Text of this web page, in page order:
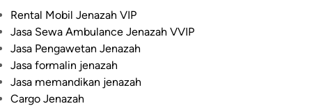
Rental Mobil Jenazah VIP
Jasa Sewa Ambulance Jenazah VVIP
Jasa Pengawetan Jenazah
Jasa formalin jenazah
Jasa memandikan jenazah
Cargo Jenazah